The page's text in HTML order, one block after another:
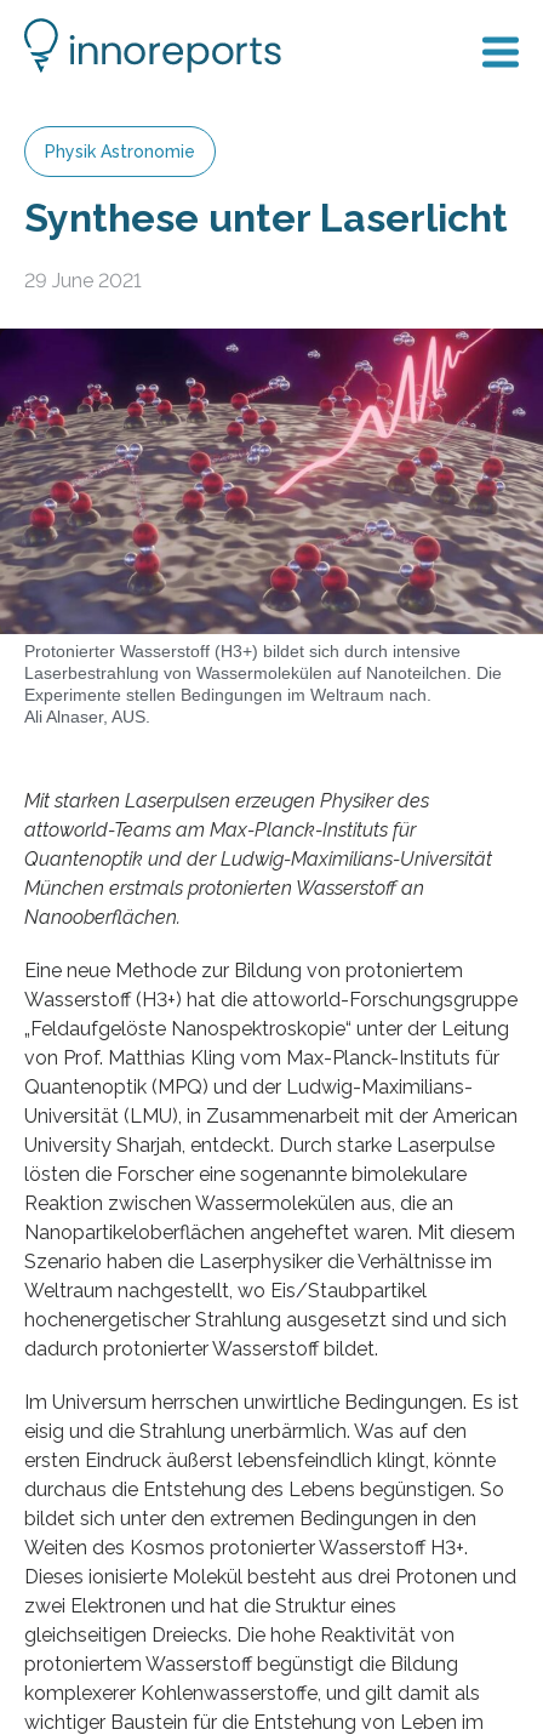
Physik Astronomie
Synthese unter Laserlicht
29 June 2021
Protonierter Wasserstoff (H3+) bildet sich durch intensive
Laserbestrahlung von Wassermolekülen auf Nanoteilchen. Die
Experimente stellen Bedingungen im Weltraum nach.
Ali Alnaser, AUS.
Mit starken Laserpulsen erzeugen Physiker des
attoworld-Teams am Max-Planck-Instituts für
Quantenoptik und der Ludwig-Maximilians-Universität
München erstmals protonierten Wasserstoff an
Nanooberflächen.
Eine neue Methode zur Bildung von protoniertem
Wasserstoff (H3+) hat die attoworld-Forschungsgruppe
„Feldaufgelöste Nanospektroskopie“ unter der Leitung
von Prof. Matthias Kling vom Max-Planck-Instituts für
Quantenoptik (MPQ) und der Ludwig-Maximilians-
Universität (LMU), in Zusammenarbeit mit der American
University Sharjah, entdeckt. Durch starke Laserpulse
lösten die Forscher eine sogenannte bimolekulare
Reaktion zwischen Wassermolekülen aus, die an
Nanopartikeloberflächen angeheftet waren. Mit diesem
Szenario haben die Laserphysiker die Verhältnisse im
Weltraum nachgestellt, wo Eis/Staubpartikel
hochenergetischer Strahlung ausgesetzt sind und sich
dadurch protonierter Wasserstoff bildet.
Im Universum herrschen unwirtliche Bedingungen. Es ist
eisig und die Strahlung unerbärmlich. Was auf den
ersten Eindruck äußerst lebensfeindlich klingt, könnte
durchaus die Entstehung des Lebens begünstigen. So
bildet sich unter den extremen Bedingungen in den
Weiten des Kosmos protonierter Wasserstoff H3+.
Dieses ionisierte Molekül besteht aus drei Protonen und
zwei Elektronen und hat die Struktur eines
gleichseitigen Dreiecks. Die hohe Reaktivität von
protoniertem Wasserstoff begünstigt die Bildung
komplexerer Kohlenwasserstoffe, und gilt damit als
wichtiger Baustein für die Entstehung von Leben im